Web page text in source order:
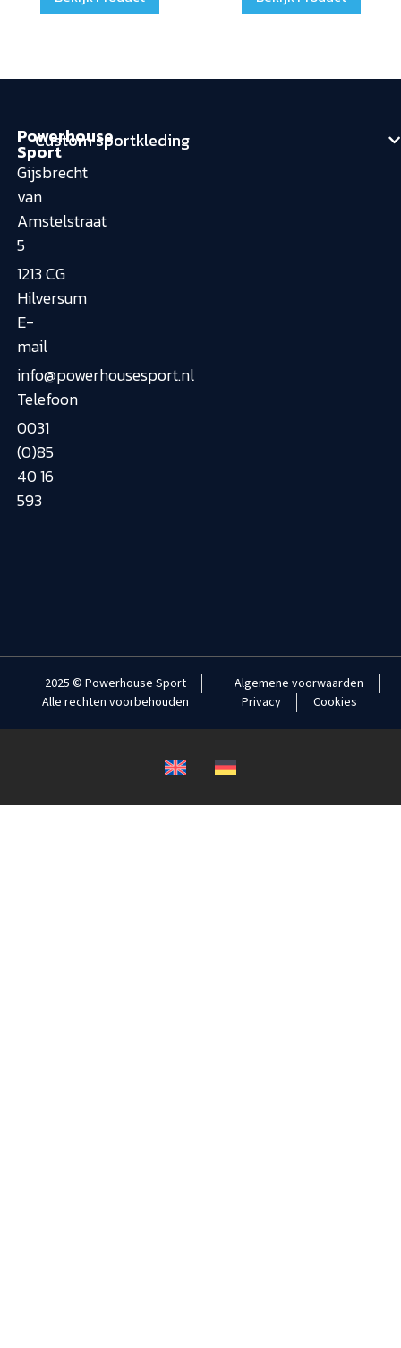
Powerhouse
Sport
Gijsbrecht
van
Amstelstraat
5
1213 CG
Hilversum
E-
mail
info@powerhousesport.nl
Telefoon
0031
(0)85
40 16
593
Custom sportkleding
2025 © Powerhouse Sport
Alle rechten voorbehouden
Algemene voorwaarden
Privacy
Cookies